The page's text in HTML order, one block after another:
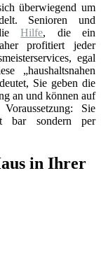
überwiegend um
Senioren und
dieHilfe, die ein
profitiert jeder
egal
„haushaltsnahen
Sie geben die
an und können auf
Sie
bar sondern per
in Ihrer